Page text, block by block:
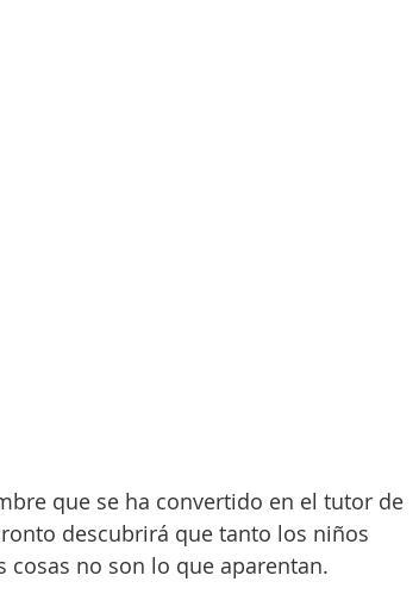
que se ha convertido en el tutor de
descubrirá que tanto los niños
cosas no son lo que aparentan.